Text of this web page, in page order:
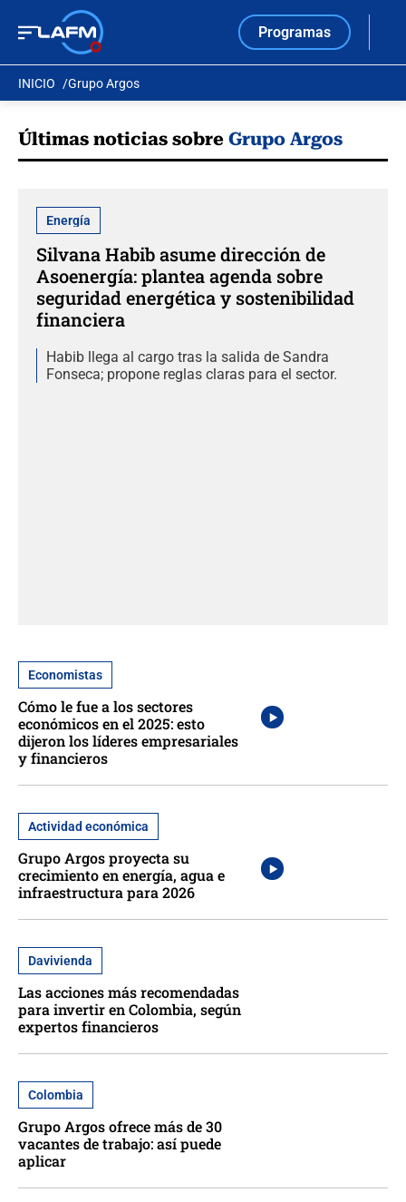
Programas
INICIO Grupo Argos
Últimas noticias sobre Grupo Argos
Energía
Silvana Habib asume dirección de
Asoenergía: plantea agenda sobre
seguridad energética y sostenibilidad
financiera
Habib llega al cargo tras la salida de Sandra
Fonseca; propone reglas claras para el sector.
Economistas
Cómo le fue a los sectores
económicos en el 2025: esto
dijeron los líderes empresariales
y financieros
Actividad económica
Grupo Argos proyecta su
crecimiento en energía, agua e
infraestructura para 2026
Davivienda
Las acciones más recomendadas
para invertir en Colombia, según
expertos financieros
Colombia
Grupo Argos ofrece más de 30
vacantes de trabajo: así puede
aplicar